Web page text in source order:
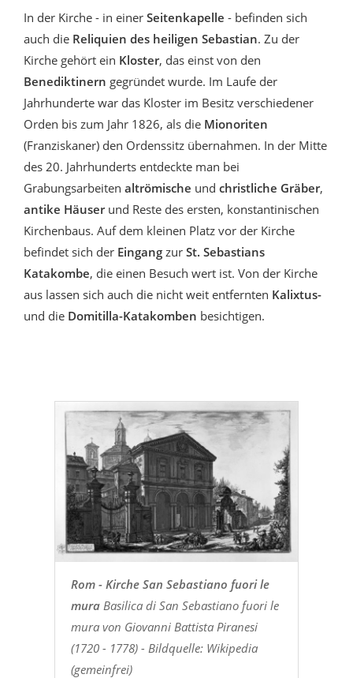
In der Kirche - in einer Seitenkapelle - befinden sich
auch die Reliquien des heiligen Sebastian. Zu der
Kirche gehört ein Kloster, das einst von den
Benediktinern gegründet wurde. Im Laufe der
Jahrhunderte war das Kloster im Besitz verschiedener
Orden bis zum Jahr 1826, als die Mionoriten
(Franziskaner) den Ordenssitz übernahmen. In der Mitte
des 20. Jahrhunderts entdeckte man bei
Grabungsarbeiten altrömische und christliche Gräber,
antike Häuserund Reste des ersten, konstantinischen
Kirchenbaus. Auf dem kleinen Platz vor der Kirche
befindet sich der Eingang zur St. Sebastians
Katakombe, die einen Besuch wert ist. Von der Kirche
aus lassen sich auch die nicht weit entfernten Kalixtus-
und die Domitilla-Katakomben besichtigen.
Rom - Kirche San Sebastiano fuori le
muraBasilica di San Sebastiano fuori le
mura von Giovanni Battista Piranesi
(1720 - 1778) - Bildquelle: Wikipedia
(gemeinfrei)